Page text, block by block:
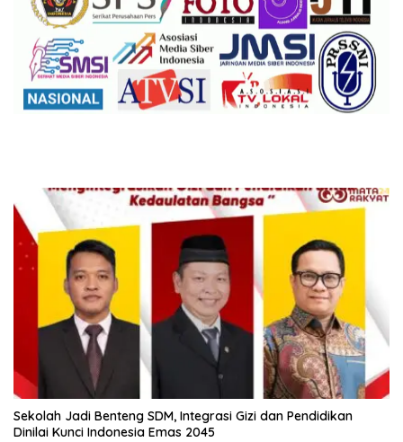
Sekolah Jadi Benteng SDM, Integrasi Gizi dan Pendidikan
Dinilai Kunci Indonesia Emas 2045